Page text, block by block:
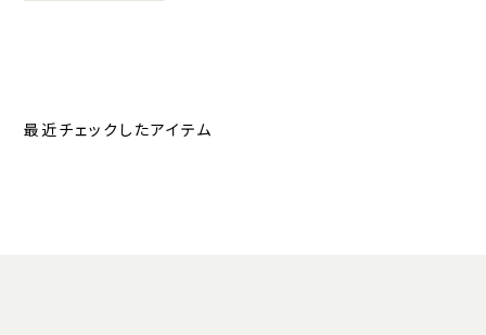
最近チェックしたアイテム